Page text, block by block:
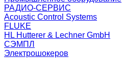
РАДИО-СЕРВИС
Acoustic Control Systems
FLUKE
HL Hutterer & Lechner GmbH
СЭМПЛ
Электрошокеров